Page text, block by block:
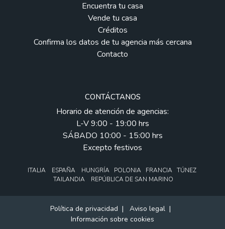
Encuentra tu casa
Vende tu casa
Créditos
Confirma los datos de tu agencia más cercana
Contacto
CONTÁCTANOS
Horario de atención de agencias:
L-V 9:00 - 19:00 hrs
SÁBADO 10:00 - 15:00 hrs
Excepto festivos
ITALIA ESPAÑA HUNGRÍA POLONIA FRANCIA TÚNEZ
TAILANDIA REPÚBLICA DE SAN MARINO
Política de privacidad | Aviso legal |
Información sobre cookies